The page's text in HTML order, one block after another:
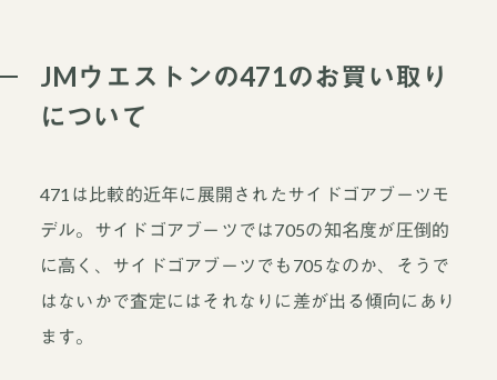
JMウエストンの471のお買い取り
について
471は比較的近年に展開されたサイドゴアブーツモ
デル。サイドゴアブーツでは705の知名度が圧倒的
に高く、サイドゴアブーツでも705なのか、そうで
はないかで査定にはそれなりに差が出る傾向にあり
ます。